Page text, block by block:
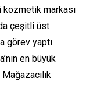
kozmetik markası
çeşitli üst
görev yaptı.
en büyük